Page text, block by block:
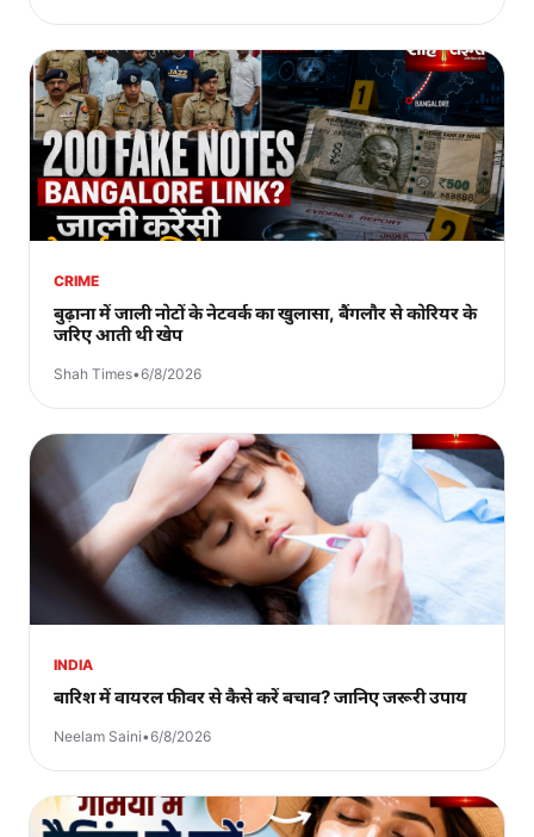
CRIME
बुढ़ाना में जाली नोटों के नेटवर्क का खुलासा, बैंगलौर से कोरियर के
जरिए आती थी खेप
Shah Times•6/8/2026
INDIA
बारिश में वायरल फीवर से कैसे करें बचाव? जानिए जरूरी उपाय
Neelam Saini•6/8/2026